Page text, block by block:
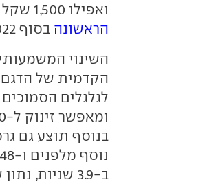
ואפילו 1,500 שקל פחות מתג המחיר שהוצמד לו בעת
הראשונה בסוף 2022.
השינוי
הקדמית של הדגם
ב-3.9 שניות,